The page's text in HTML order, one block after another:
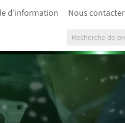
d'information Nous contacter